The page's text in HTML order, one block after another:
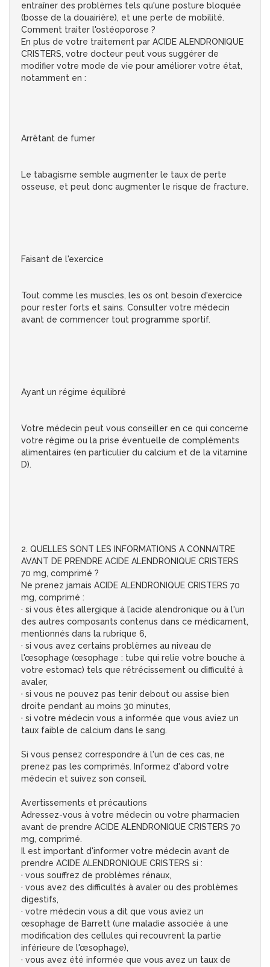
entraîner des problèmes tels qu'une posture bloquée
(bosse de la douairière), et une perte de mobilité.
Comment traiter l'ostéoporose ?
En plus de votre traitement par ACIDE ALENDRONIQUE
CRISTERS, votre docteur peut vous suggérer de
modifier votre mode de vie pour améliorer votre état,
notamment en :
Arrêtant de fumer
Le tabagisme semble augmenter le taux de perte
osseuse, et peut donc augmenter le risque de fracture.
Faisant de l'exercice
Tout comme les muscles, les os ont besoin d'exercice
pour rester forts et sains. Consulter votre médecin
avant de commencer tout programme sportif.
Ayant un régime équilibré
Votre médecin peut vous conseiller en ce qui concerne
votre régime ou la prise éventuelle de compléments
alimentaires (en particulier du calcium et de la vitamine
D).
2. QUELLES SONT LES INFORMATIONS A CONNAITRE
AVANT DE PRENDRE ACIDE ALENDRONIQUE CRISTERS
70 mg, comprimé ?
Ne prenez jamais ACIDE ALENDRONIQUE CRISTERS 70
mg, comprimé :
· si vous êtes allergique à l’acide alendronique ou à l'un
des autres composants contenus dans ce médicament,
mentionnés dans la rubrique 6,
· si vous avez certains problèmes au niveau de
l'œsophage (œsophage : tube qui relie votre bouche à
votre estomac) tels que rétrécissement ou difficulté à
avaler,
· si vous ne pouvez pas tenir debout ou assise bien
droite pendant au moins 30 minutes,
· si votre médecin vous a informée que vous aviez un
taux faible de calcium dans le sang.
Si vous pensez correspondre à l'un de ces cas, ne
prenez pas les comprimés. Informez d'abord votre
médecin et suivez son conseil.
Avertissements et précautions
Adressez-vous à votre médecin ou votre pharmacien
avant de prendre ACIDE ALENDRONIQUE CRISTERS 70
mg, comprimé.
Il est important d'informer votre médecin avant de
prendre ACIDE ALENDRONIQUE CRISTERS si :
· vous souffrez de problèmes rénaux,
· vous avez des difficultés à avaler ou des problèmes
digestifs,
· votre médecin vous a dit que vous aviez un
œsophage de Barrett (une maladie associée à une
modification des cellules qui recouvrent la partie
inférieure de l'œsophage),
· vous avez été informée que vous avez un taux de